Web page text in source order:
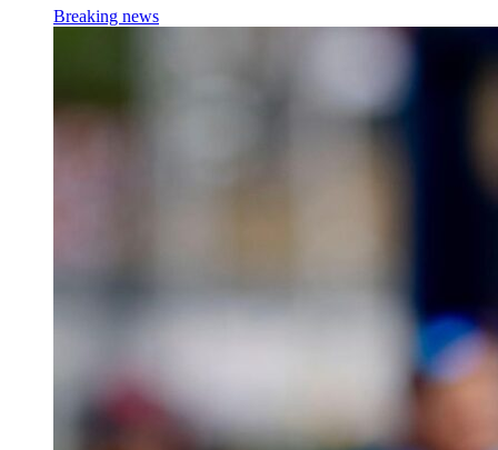
Breaking news